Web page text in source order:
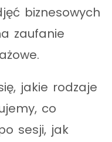
biznesowych
zaufanie
jakie rodzaje
co
sesji, jak